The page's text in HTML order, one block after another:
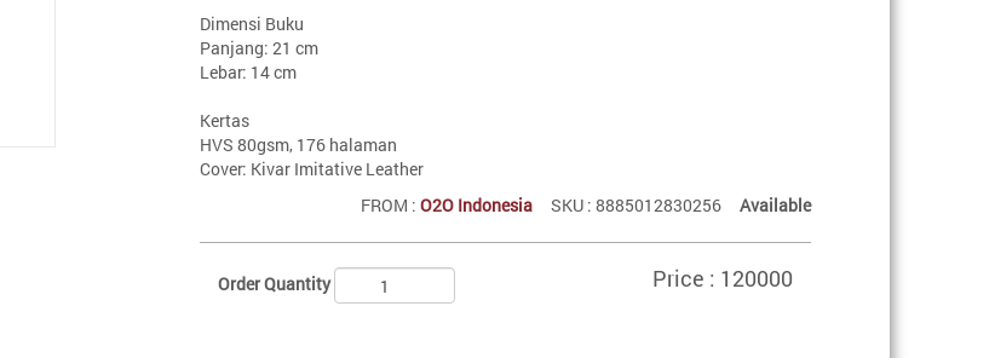
Dimensi Buku
Panjang: 21 cm
Lebar: 14 cm
Kertas
HVS 80gsm, 176 halaman
Cover: Kivar Imitative Leather
FROM : O2O IndonesiaSKU : 8885012830256 Available
Order Quantity Price : 120000